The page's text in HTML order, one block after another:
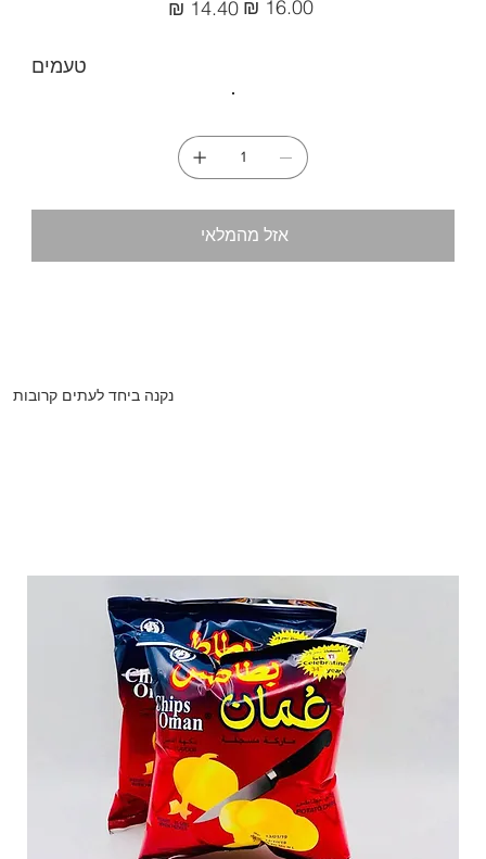
מקורי
מבצע
טעמים
אזל מהמלאי
נקנה ביחד לעתים קרובות